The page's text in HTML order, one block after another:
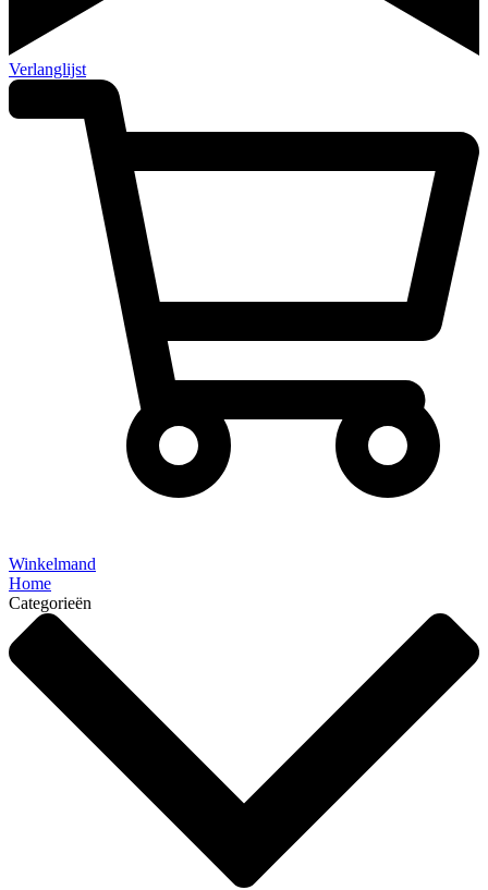
Verlanglijst
Winkelmand
Home
Categorieën